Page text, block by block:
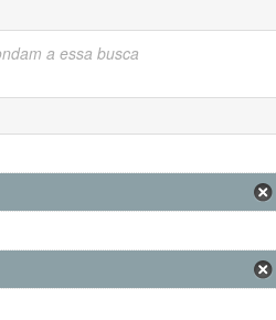
a essa busca